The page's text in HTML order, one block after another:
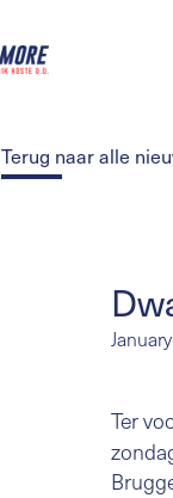
Terug naar alle
Ter